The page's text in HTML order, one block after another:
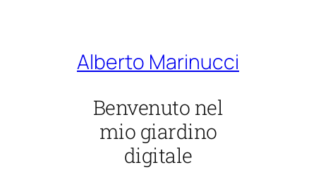
Alberto Marinucci
Benvenuto nel
mio giardino
digitale